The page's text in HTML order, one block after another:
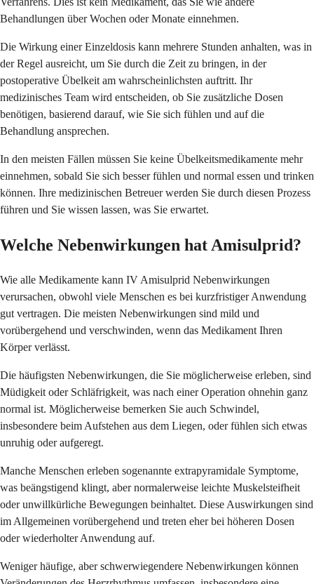
Behandlungen über Wochen oder Monate einnehmen.
Die Wirkung einer Einzeldosis kann mehrere Stunden anhalten, was in
der Regel ausreicht, um Sie durch die Zeit zu bringen, in der
postoperative Übelkeit am wahrscheinlichsten auftritt. Ihr
medizinisches Team wird entscheiden, ob Sie zusätzliche Dosen
benötigen, basierend darauf, wie Sie sich fühlen und auf die
Behandlung ansprechen.
In den meisten Fällen müssen Sie keine Übelkeitsmedikamente mehr
einnehmen, sobald Sie sich besser fühlen und normal essen und trinken
können. Ihre medizinischen Betreuer werden Sie durch diesen Prozess
führen und Sie wissen lassen, was Sie erwartet.
Welche Nebenwirkungen hat Amisulprid?
Wie alle Medikamente kann IV Amisulprid Nebenwirkungen
verursachen, obwohl viele Menschen es bei kurzfristiger Anwendung
gut vertragen. Die meisten Nebenwirkungen sind mild und
vorübergehend und verschwinden, wenn das Medikament Ihren
Körper verlässt.
Die häufigsten Nebenwirkungen, die Sie möglicherweise erleben, sind
Müdigkeit oder Schläfrigkeit, was nach einer Operation ohnehin ganz
normal ist. Möglicherweise bemerken Sie auch Schwindel,
insbesondere beim Aufstehen aus dem Liegen, oder fühlen sich etwas
unruhig oder aufgeregt.
Manche Menschen erleben sogenannte extrapyramidale Symptome,
was beängstigend klingt, aber normalerweise leichte Muskelsteifheit
oder unwillkürliche Bewegungen beinhaltet. Diese Auswirkungen sind
im Allgemeinen vorübergehend und treten eher bei höheren Dosen
oder wiederholter Anwendung auf.
Weniger häufige, aber schwerwiegendere Nebenwirkungen können